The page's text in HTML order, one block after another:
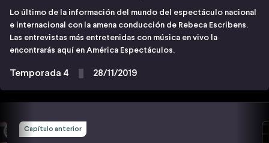
Lo último de la información del mundo del espectáculo nacional
e internacional con la amena conducción de Rebeca Escribens.
Las entrevistas más entretenidas con música en vivo la
encontrarás aquí en América Espectáculos.
Temporada 4 28/11/2019
Capítulo anterior